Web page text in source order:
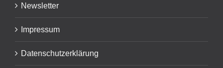
Newsletter
Impressum
Datenschutzerklärung